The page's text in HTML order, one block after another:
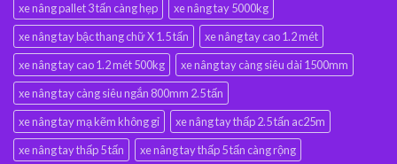
xe nâng pallet 3 tấn càng hẹp
xe nâng tay 5000kg
xe nâng tay bậc thang chữ X 1.5 tấn
xe nâng tay cao 1.2 mét
xe nâng tay cao 1.2 mét 500kg
xe nâng tay càng siêu dài 1500mm
xe nâng tay càng siêu ngắn 800mm 2.5 tấn
xe nâng tay mạ kẽm không gỉ
xe nâng tay thấp 2.5 tấn ac25m
xe nâng tay thấp 5 tấn
xe nâng tay thấp 5 tấn càng rộng